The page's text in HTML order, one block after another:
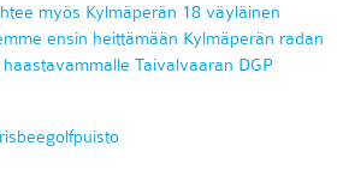
myös Kylmäperän 18 väyläinen
ensin heittämään Kylmäperän radan
Taivalvaaran DGP